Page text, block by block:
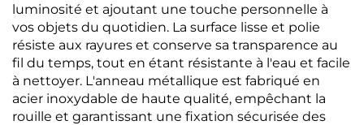
luminosité et ajoutant une touche personnelle à
vos objets du quotidien. La surface lisse et polie
résiste aux rayures et conserve sa transparence au
fil du temps, tout en étant résistante à l'eau et facile
à nettoyer. L'anneau métallique est fabriqué en
acier inoxydable de haute qualité, empêchant la
rouille et garantissant une fixation sécurisée des